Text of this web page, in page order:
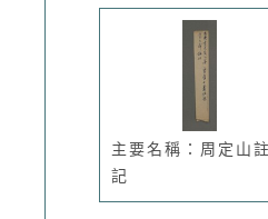
主要名稱：周定山註
記